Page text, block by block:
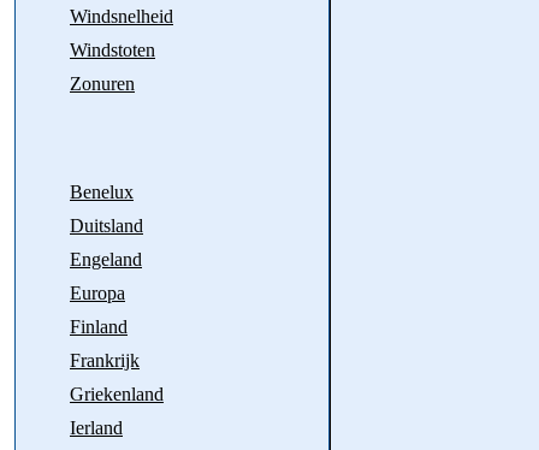
Windsnelheid
Windstoten
Zonuren
Benelux
Duitsland
Engeland
Europa
Finland
Frankrijk
Griekenland
Ierland